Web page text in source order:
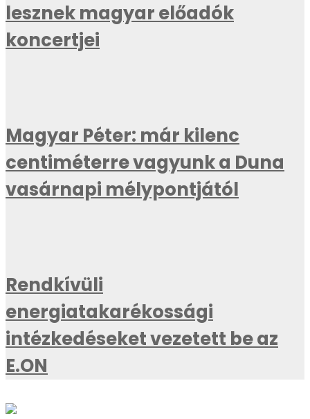
lesznek magyar előadók
koncertjei
Magyar Péter: már kilenc
centiméterre vagyunk a Duna
vasárnapi mélypontjától
Rendkívüli
energiatakarékossági
intézkedéseket vezetett be az
E.ON